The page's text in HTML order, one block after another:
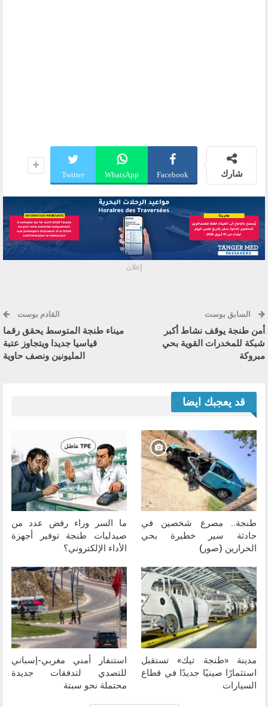
شارك Facebook
WhatsApp
Twitter
إعلان
السابق بوست
أمن طنجة يوقف نشاط أكبر
شبكة للمخدرات القوية بحي
مبروكة
القادم بوست
ميناء طنجة المتوسط يحقق رقما
قياسيا جديدا ويتجاوز عتبة
المليونين ونصف حاوية
قد يعجبك ايضا
طنجة.. مصرع شخصين في
حادثة سير خطيرة بحي
الحرارين (صور)
ما السر وراء رفض عدد من
صيدليات طنجة توفير أجهزة
الأداء الإلكتروني؟
مدينة «طنجة تيك» تستقبل
استثمارًا صينيًا جديدًا في قطاع
السيارات
استنفار أمني مغربي-إسباني
للتصدي لتدفقات جديدة
محتملة نحو سبتة